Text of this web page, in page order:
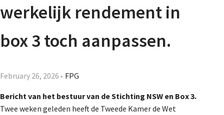
werkelijk rendement in
box 3 toch aanpassen.
February 26, 2026 FPG
Bericht van het bestuur van de Stichting NSW en Box 3.
Twee weken geleden heeft de Tweede Kamer de Wet
Lidmaatschap